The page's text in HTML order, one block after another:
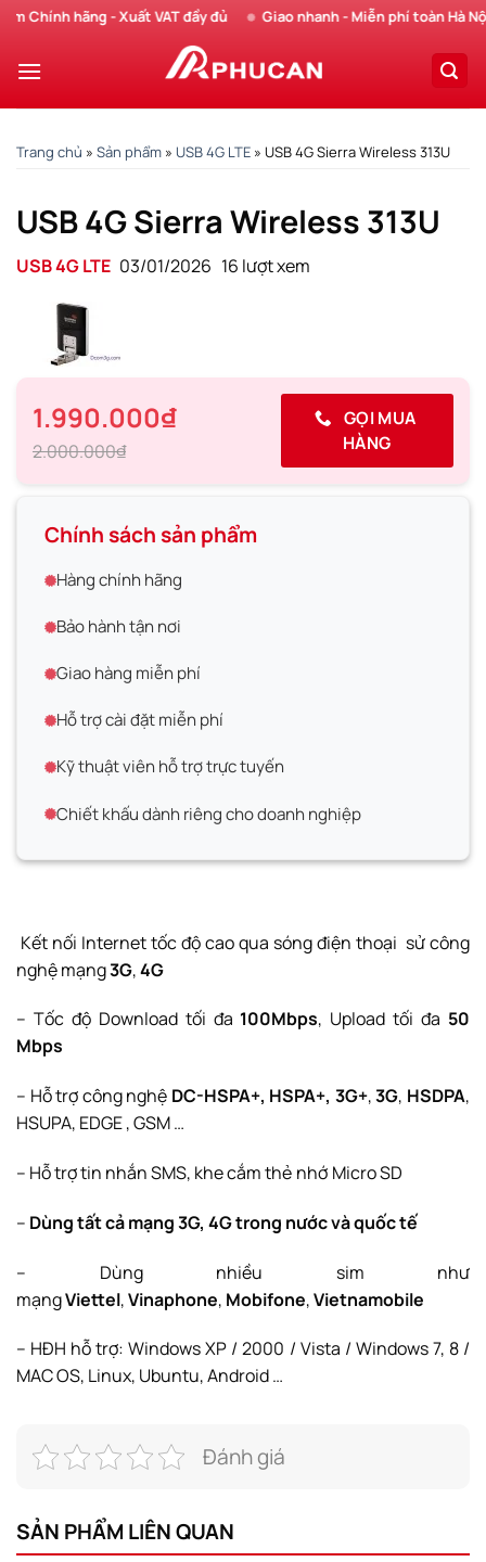
Chuyển
nội
Chính hãng - Xuất VAT đầy đủ Giao nhanh - Miễn phí toàn Hà Nội
Trang chủ » Sản phẩm » USB 4G LTE » USB 4G Sierra Wireless 313U
USB 4G Sierra Wireless 313U
USB 4G LTE 03/01/2026 16 lượt xem
1.990.000₫
2.000.000₫
GỌI MUA
HÀNG
Chính sách sản phẩm
Hàng chính hãng
Bảo hành tận nơi
Giao hàng miễn phí
Hỗ trợ cài đặt miễn phí
Kỹ thuật viên hỗ trợ trực tuyến
Chiết khấu dành riêng cho doanh nghiệp
Kết nối Internet tốc độ cao qua sóng điện thoại sử công
nghệ mạng3G,4G
– Tốc độ Download tối đa 100Mbps, Upload tối đa 50
Mbps
– Hỗ trợ công nghệ DC-HSPA+, HSPA+, 3G+,3G, HSDPA,
HSUPA, EDGE , GSM …
– Hỗ trợ tin nhắn SMS, khe cắm thẻ nhớ Micro SD
– Dùng tất cả mạng 3G, 4G trong nước và quốc tế
– Dùng nhiều sim như
mạngViettel,Vinaphone, Mobifone,Vietnamobile
– HĐH hỗ trợ: Windows XP / 2000 / Vista / Windows 7, 8 /
MAC OS, Linux, Ubuntu, Android …
Đánh giá
SẢN PHẨM LIÊN QUAN